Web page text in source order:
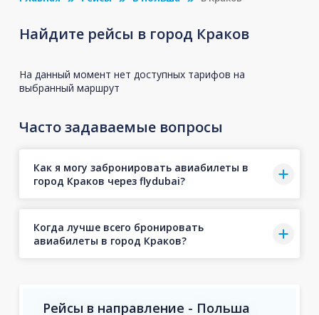
Найдите рейсы в город Краков
На данный момент нет доступных тарифов на
выбранный маршрут
Часто задаваемые вопросы
Как я могу забронировать авиабилеты в
город Краков через flydubai?
Когда лучше всего бронировать
авиабилеты в город Краков?
Рейсы в направление - Польша